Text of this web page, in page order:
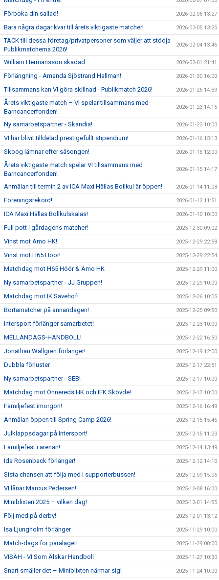
Förboka din sallad! 2026-02-06 13:27
Bara några dagar kvar till årets viktigaste matcher! 2026-02-05 13:25
TACK till dessa företag/privatpersoner som väljer att stödja
Publikmatcherna 2026!
2026-02-04 13:46
William Hermansson skadad 2026-02-01 21:41
Förlängning - Amanda Sjöstrand Hallman! 2026-01-30 16:00
Tillsammans kan VI göra skillnad - Publikmatch 2026! 2026-01-26 14:59
Årets viktigaste match – VI spelar tillsammans med
Barncancerfonden!
2026-01-23 14:15
Ny samarbetspartner - Skandia! 2026-01-23 10:00
VI har blivit tilldelad prestigefullt stipendium! 2026-01-16 15:13
Skoog lämnar efter säsongen! 2026-01-16 12:00
Årets viktigaste match spelar VI tillsammans med
Barncancerfonden!
2026-01-15 14:17
Anmälan till termin 2 av ICA Maxi Hällas Bollkul är öppen! 2026-01-14 11:08
Föreningsrekord! 2026-01-12 11:51
ICA Maxi Hällas Bollkulskalas! 2026-01-10 10:00
Full pott i gårdagens matcher! 2025-12-30 09:02
Vinst mot Amo HK! 2025-12-29 22:58
Vinst mot H65 Höör! 2025-12-29 22:54
Matchdag mot H65 Höör & Amo HK 2025-12-29 11:00
Ny samarbetspartner - JJ Gruppen! 2025-12-29 10:00
Matchdag mot IK Sävehof! 2025-12-26 10:05
Bortamatcher på annandagen! 2025-12-25 09:50
Intersport förlänger samarbetet! 2025-12-23 10:00
MELLANDAGS-HANDBOLL! 2025-12-22 16:50
Jonathan Wallgren förlänger! 2025-12-19 12:00
Dubbla förluster 2025-12-17 22:51
Ny samarbetspartner - SEB! 2025-12-17 10:00
Matchdag mot Önnereds HK och IFK Skövde! 2025-12-17 10:00
Familjefest imorgon! 2025-12-16 16:49
Anmälan öppen till Spring Camp 2026! 2025-12-15 15:45
Julklappsdagar på Intersport! 2025-12-15 11:23
Familjefest i arenan! 2025-12-14 13:49
Ida Rosenback förlänger! 2025-12-12 14:10
Sista chansen att följa med i supporterbussen! 2025-12-09 15:06
VI lånar Marcus Pedersen! 2025-12-08 16:00
Miniblixten 2025 – vilken dag! 2025-12-01 14:55
Följ med på derby! 2025-12-01 13:12
Isa Ljungholm förlänger 2025-11-29 10:00
Match-dags för paralaget! 2025-11-29 08:00
VISÄH - VI Som Älskar Handboll 2025-11-27 10:30
Snart smäller det – Miniblixten närmar sig! 2025-11-24 10:00